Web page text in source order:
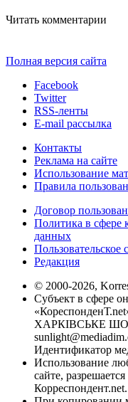
Читать комментарии
Полная версия сайта
Facebook
Twitter
RSS-ленты
E-mail рассылка
Контакты
Реклама на сайте
Использование
Правила
Договор
Политика в сфере
данных
Пользовательское
Редакция
© 2000-2026,
Субъект в сфере
ХАРКІВСЬКЕ
Идентификатор
Использование
сайте,
Корреспондент.net.